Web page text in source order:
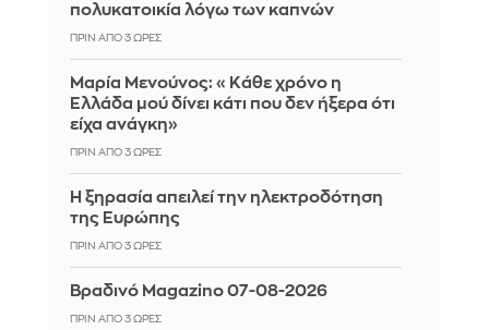
πολυκατοικία λόγω των καπνών
ΠΡΙΝ ΑΠΌ 3 ΏΡΕΣ
Μαρία Μενούνος: «Κάθε χρόνο η
Ελλάδα μού δίνει κάτι που δεν ήξερα ότι
είχα ανάγκη»
ΠΡΙΝ ΑΠΌ 3 ΏΡΕΣ
Η ξηρασία απειλεί την ηλεκτροδότηση
της Ευρώπης
ΠΡΙΝ ΑΠΌ 3 ΏΡΕΣ
Βραδινό Magazino 07-08-2026
ΠΡΙΝ ΑΠΌ 3 ΏΡΕΣ